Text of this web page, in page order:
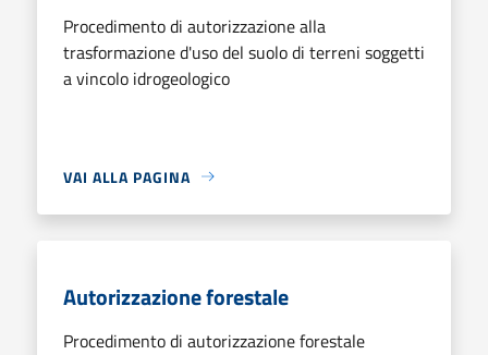
Procedimento di autorizzazione alla
trasformazione d'uso del suolo di terreni soggetti
a vincolo idrogeologico
VAI ALLA PAGINA
Autorizzazione forestale
Procedimento di autorizzazione forestale